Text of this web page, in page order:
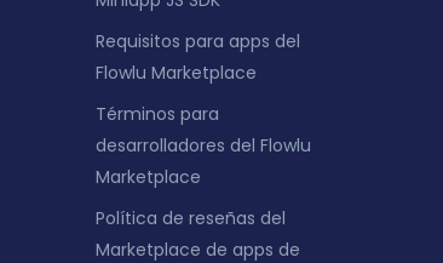
Requisitos para apps del
Flowlu Marketplace
Términos para
desarrolladores del Flowlu
Marketplace
Política de reseñas del
Marketplace de apps de